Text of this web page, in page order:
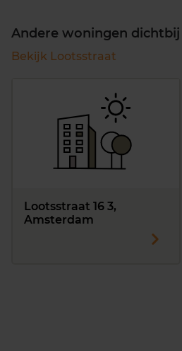
Andere woningen dichtbij
Bekijk Lootsstraat
Lootsstraat 16 3,
Amsterdam